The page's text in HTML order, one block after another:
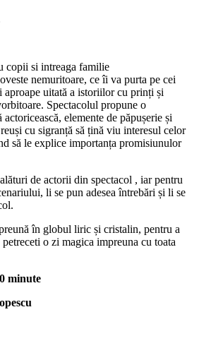
copii si intreaga familie
nemuritoare, ce îi va purta pe cei
uitată a istoriilor cu prinți și
Spectacolul propune o
elemente de păpușerie și
cu sigranță să țină viu interesul celor
să le explice importanța promisiunulor
de actorii din spectacol , iar pentru
li se pun adesea întrebări și li se
în globul liric și cristalin, pentru a
o zi magica impreuna cu toata
minute